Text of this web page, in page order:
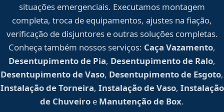
situações emergenciais. Executamos montagem
completa, troca de equipamentos, ajustes na fiação,
verificação de disjuntores e outras soluções completas.
Conheça também nossos serviços: Caça Vazamento,
Desentupimento de Pia, Desentupimento de Ralo,
Desentupimento de Vaso, Desentupimento de Esgoto,
Instalação de Torneira, Instalação de Vaso, Instalação
de Chuveiro e Manutenção de Box.